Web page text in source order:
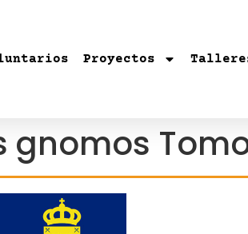
Proyectos
gnomos